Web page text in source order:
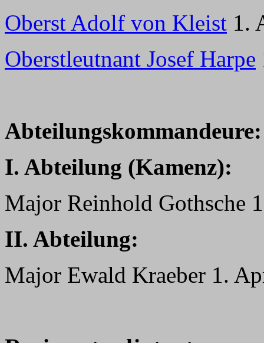
Oberst Adolf von Kleist 1.
Oberstleutnant Josef Harpe
Abteilungskommandeure:
I. Abteilung (Kamenz):
Major Reinhold Gothsche
II. Abteilung:
Major Ewald Kraeber 1.